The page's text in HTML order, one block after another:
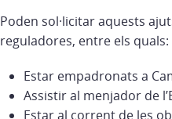
Poden sol·licitar aquests
reguladores, entre els quals:
Estar empadronats a
Assistir al menjador de
Estar al corrent de les